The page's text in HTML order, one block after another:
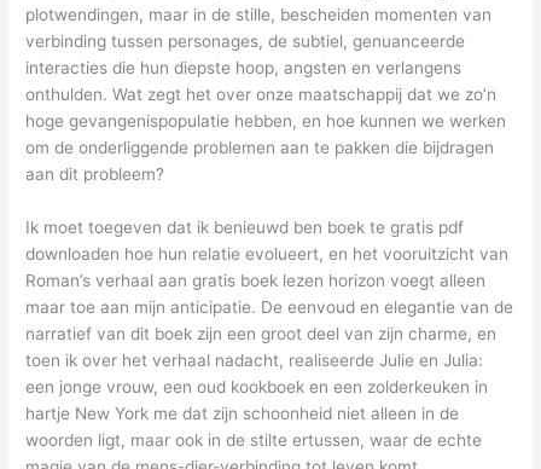
plotwendingen, maar in de stille, bescheiden momenten van
verbinding tussen personages, de subtiel, genuanceerde
interacties die hun diepste hoop, angsten en verlangens
onthulden. Wat zegt het over onze maatschappij dat we zo’n
hoge gevangenispopulatie hebben, en hoe kunnen we werken
om de onderliggende problemen aan te pakken die bijdragen
aan dit probleem?
Ik moet toegeven dat ik benieuwd ben boek te gratis pdf
downloaden hoe hun relatie evolueert, en het vooruitzicht van
Roman’s verhaal aan gratis boek lezen horizon voegt alleen
maar toe aan mijn anticipatie. De eenvoud en elegantie van de
narratief van dit boek zijn een groot deel van zijn charme, en
toen ik over het verhaal nadacht, realiseerde Julie en Julia:
een jonge vrouw, een oud kookboek en een zolderkeuken in
hartje New York me dat zijn schoonheid niet alleen in de
woorden ligt, maar ook in de stilte ertussen, waar de echte